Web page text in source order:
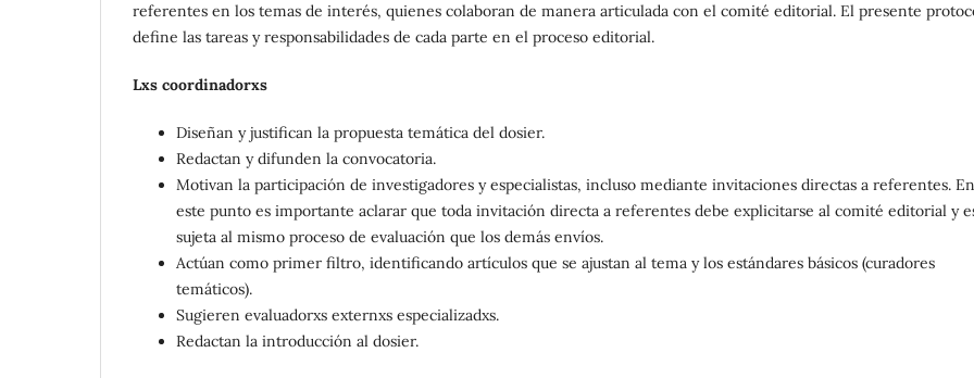
referentes en los temas de interés, quienes colaboran de manera articulada con el comité editorial. El presente
define las tareas y responsabilidades de cada parte en el proceso editorial.
Lxs coordinadorxs
Diseñan y justifican la propuesta temática del dosier.
Redactan y difunden la convocatoria.
Motivan la participación de investigadores y especialistas, incluso mediante invitaciones directas a referentes. En
este punto es importante aclarar que toda invitación directa a referentes debe explicitarse al comité editorial y
sujeta al mismo proceso de evaluación que los demás envíos.
Actúan como primer filtro, identificando artículos que se ajustan al tema y los estándares básicos (curadores
temáticos).
Sugieren evaluadorxs externxs especializadxs.
Redactan la introducción al dosier.